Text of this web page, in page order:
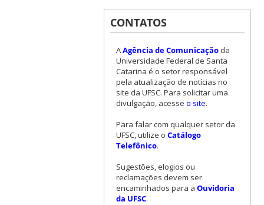
CONTATOS
AAgência de Comunicaçãoda
Universidade Federal de Santa
Catarina é o setor responsável
pela atualização de notícias no
site da UFSC. Para solicitar uma
divulgação, acesse o site.
Para falar com qualquer setor da
UFSC, utilize o Catálogo
Telefônico.
Sugestões, elogios ou
reclamações devem ser
encaminhados para a Ouvidoria
da UFSC.